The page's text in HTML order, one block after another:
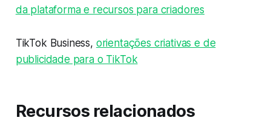
da plataforma e recursos para criadores
TikTok Business, orientações criativas e de
publicidade para o TikTok
Recursos relacionados